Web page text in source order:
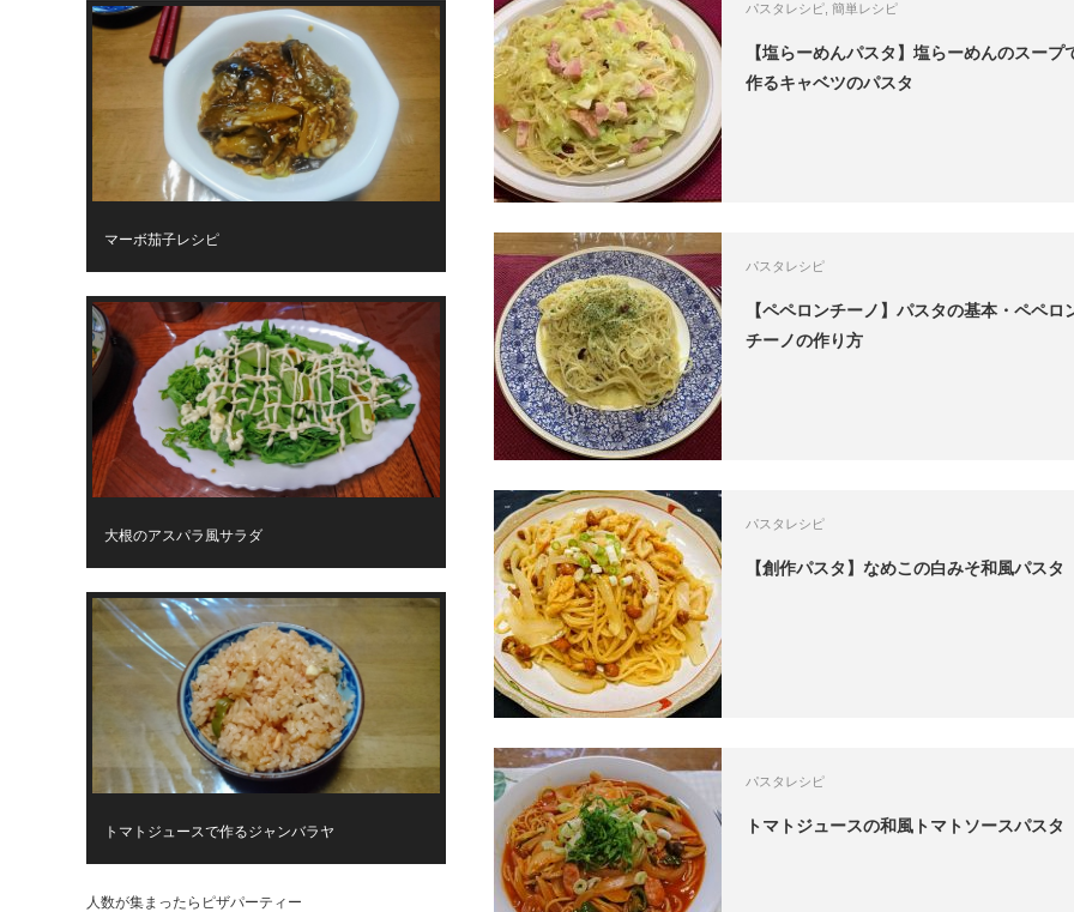
パスタレシピ 簡単レシピ
【塩らーめんパスタ】塩らーめんのスープ
作るキャベツのパスタ
パスタレシピ
【ペペロンチーノ】パスタの基本・ペペロ
チーノの作り方
パスタレシピ
【創作パスタ】なめこの白みそ和風パスタ
パスタレシピ
トマトジュースの和風トマトソースパスタ
マーボ茄子レシピ
大根のアスパラ風サラダ
トマトジュースで作るジャンバラヤ
人数が集まったらピザパーティー